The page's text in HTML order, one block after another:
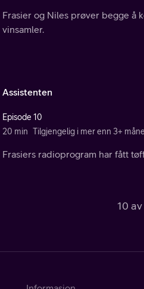
Frasier og Niles prøver begge å
vinsamler.
Assistenten
Episode 10
20 min Tilgjengelig i mer enn 3+
Frasiers radioprogram har fått
10